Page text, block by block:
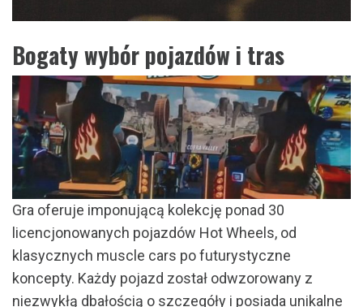
Bogaty wybór pojazdów i tras
Gra oferuje imponującą kolekcję ponad 30
licencjonowanych pojazdów Hot Wheels, od
klasycznych muscle cars po futurystyczne
koncepty. Każdy pojazd został odwzorowany z
niezwykłą dbałością o szczegóły i posiada unikalne